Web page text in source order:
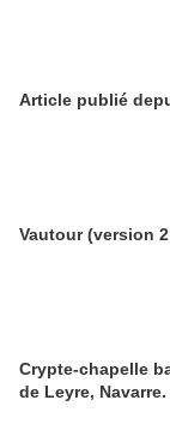
Vautour (version
Crypte-chapelle
de Leyre, Navarre.